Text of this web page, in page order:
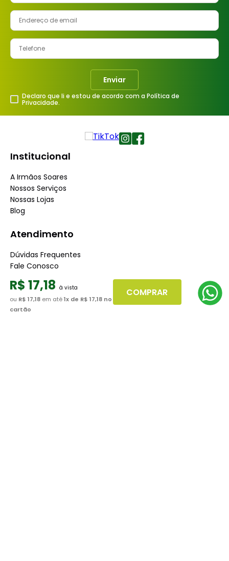
R$ 17,18
ou R$ 17,18 em até1x de R$ 17,18 no
cartão
COMPRAR
Enviar
Declaro que li e estou de acordo com a Política de
Privacidade.
Institucional
A Irmãos Soares
Nossos Serviços
Nossas Lojas
Blog
Atendimento
Dúvidas Frequentes
Fale Conosco
Minha Conta
Trabalhe conosco
Seja nosso fornecedor